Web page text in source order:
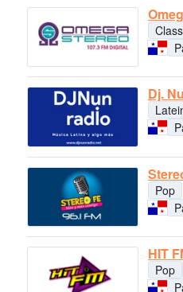
Dj.
Pop
HIT
Pop